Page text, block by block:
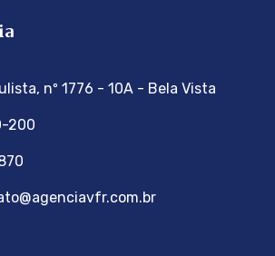
nº 1776 - 10A - Bela Vista
200